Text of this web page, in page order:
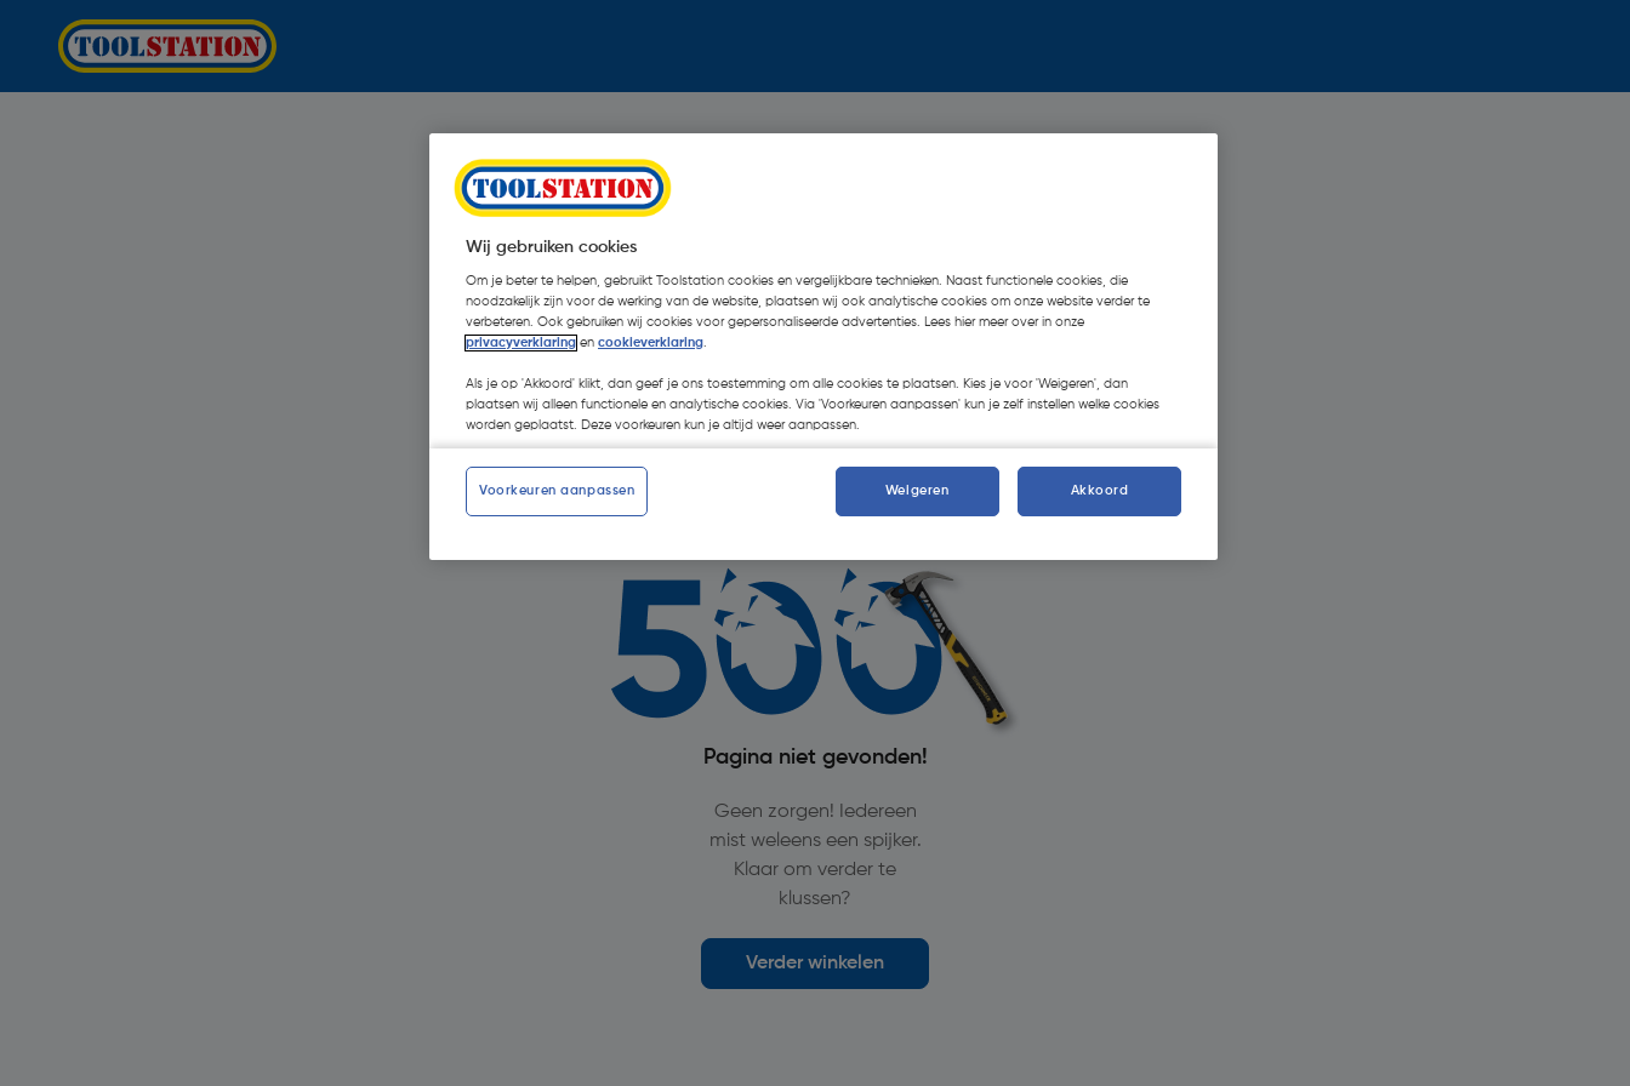
Oops!
Pagina niet gevonden!
Geen zorgen! Iedereen
mist weleens een spijker.
Klaar om verder te
klussen?
Verder winkelen
Wij gebruiken cookies
Om je beter te helpen, gebruikt Toolstation cookies en vergelijkbare technieken. Naast functionele cookies, die
noodzakelijk zijn voor de werking van de website, plaatsen wij ook analytische cookies om onze website verder te
verbeteren. Ook gebruiken wij cookies voor gepersonaliseerde advertenties. Lees hier meer over in onze
privacyverklaring en cookieverklaring.
Als je op 'Akkoord' klikt, dan geef je ons toestemming om alle cookies te plaatsen. Kies je voor 'Weigeren', dan
plaatsen wij alleen functionele en analytische cookies. Via 'Voorkeuren aanpassen' kun je zelf instellen welke cookies
worden geplaatst. Deze voorkeuren kun je altijd weer aanpassen.
Voorkeuren aanpassen Weigeren Akkoord